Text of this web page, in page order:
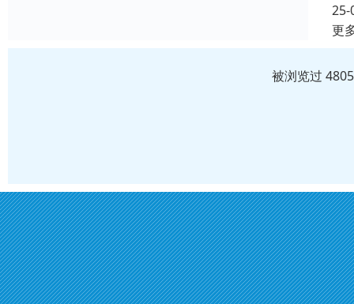
25-
更
被浏览过